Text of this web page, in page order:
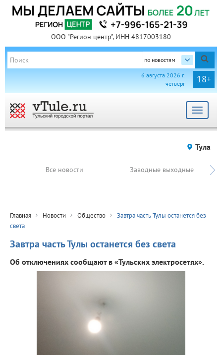
ООО "Регион центр", ИНН 4817003180
по новостям
18+
6 августа 2026 г.
четверг
Toggle
Тула
Все новости Заводные выходные
Главная Новости Общество
Завтра часть Тулы останется без
света
Завтра часть Тулы останется без света
Об отключениях сообщают в «Тульских электросетях».